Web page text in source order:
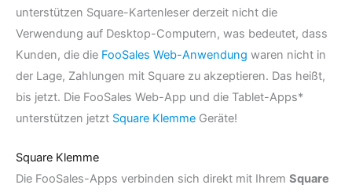
unterstützen Square-Kartenleser derzeit nicht die
Verwendung auf Desktop-Computern, was bedeutet, dass
Kunden, die die FooSales Web-Anwendung waren nicht in
der Lage, Zahlungen mit Square zu akzeptieren. Das heißt,
bis jetzt. Die FooSales Web-App und die Tablet-Apps*
unterstützen jetzt Square Klemme Geräte!
Square Klemme
Die FooSales-Apps verbinden sich direkt mit Ihrem Square